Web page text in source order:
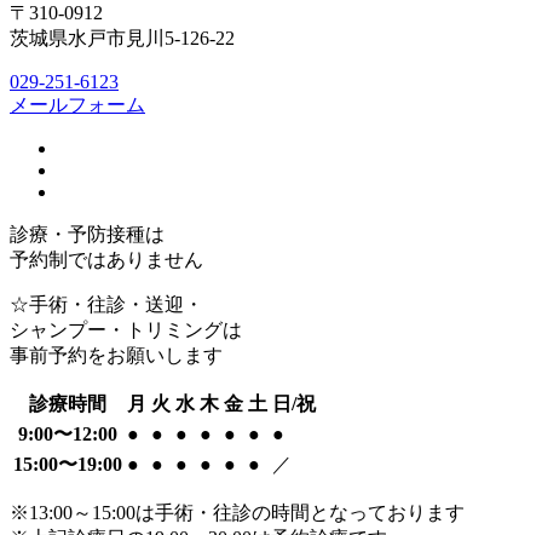
〒310-0912
茨城県水戸市見川5-126-22
029-251-6123
メールフォーム
診療・予防接種は
予約制ではありません
☆手術・往診・送迎・
シャンプー・トリミングは
事前予約をお願いします
診療時間 月 火 水 木 金 土 日/祝
9:00〜12:00 ● ● ● ● ● ●
●
15:00〜19:00 ● ● ● ● ● ● ／
※13:00～15:00は手術・往診の時間となっております